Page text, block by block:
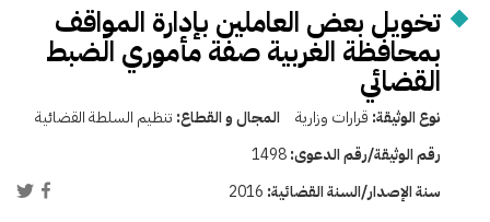
تخويل بعض العاملين بإدارة المواقف
بمحافظة الغربية صفة مأموري الضبط
القضائي
نوع الوثيقة: قرارات وزارية المجال و القطاع: تنظيم السلطة القضائية
رقم الوثيقة/رقم الدعوى:1498
سنة الإصدار/السنة القضائية: 2016